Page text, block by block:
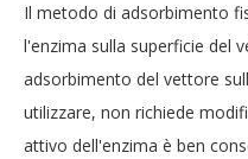
Il metodo di adsorbimento
l'enzima sulla superficie del
adsorbimento del vettore
utilizzare, non richiede
attivo dell'enzima è ben